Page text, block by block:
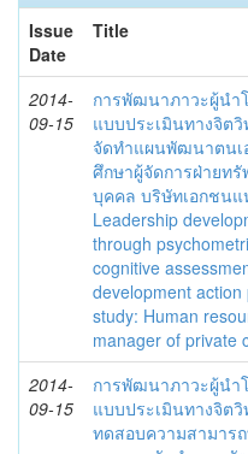
Issue
Date
Title
2014-
09-15
การพัฒนาภาวะผู้นำ
แบบประเมินทางจิต
จัดทำแผนพัฒนาตนเ
ศึกษาผู้จัดการฝ่ายทรั
บุคคล บริษัทเอกชนแ
Leadership
through
cognitive
development action
study: Human
manager of private
2014-
09-15
การพัฒนาภาวะผู้นำ
แบบประเมินทางจิต
ทดสอบความสามาร